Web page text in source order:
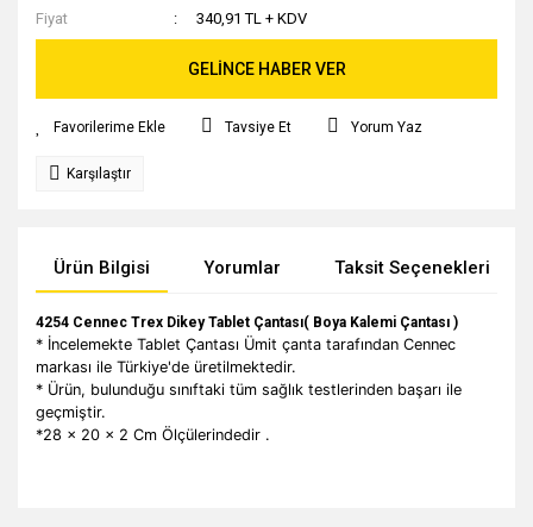
Fiyat
340,91 TL + KDV
GELİNCE HABER VER
Tavsiye Et Yorum Yaz
Karşılaştır
Ürün Bilgisi Yorumlar Taksit Seçenekleri
4254 Cennec Trex Dikey Tablet Çantası( Boya Kalemi Çantası )
* İncelemekte Tablet Çantası Ümit çanta tarafından Cennec
markası ile Türkiye'de üretilmektedir.
* Ürün, bulunduğu sınıftaki tüm sağlık testlerinden başarı ile
geçmiştir.
*28 x 20 x 2 Cm Ölçülerindedir .